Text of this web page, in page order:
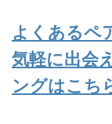
よくあるペ
気軽に出会
ングはこち